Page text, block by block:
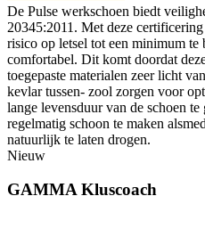
De Pulse werkschoen biedt
20345:2011. Met deze
risico op letsel tot een minimum te
comfortabel. Dit komt doordat
toegepaste materialen zeer licht
kevlar tussen- zool zorgen voor
lange levensduur van de schoen
regelmatig schoon te maken
natuurlijk te laten drogen.
Nieuw
GAMMA Kluscoach